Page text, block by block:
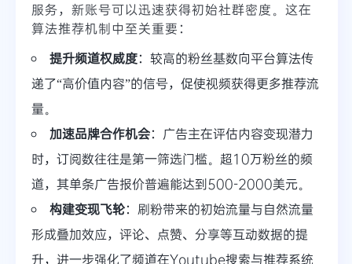
服务，新账号可以迅速获得初始社群密度。这在
算法推荐机制中至关重要：
提升频道权威度：较高的粉丝基数向平台算法传
递了“高价值内容”的信号，促使视频获得更多推荐流
量。
加速品牌合作机会：广告主在评估内容变现潜力
时，订阅数往往是第一筛选门槛。超10万粉丝的频
道，其单条广告报价普遍能达到500-2000美元。
构建变现飞轮：刷粉带来的初始流量与自然流量
形成叠加效应，评论、点赞、分享等互动数据的提
升，进一步强化了频道在Youtube搜索与推荐系统